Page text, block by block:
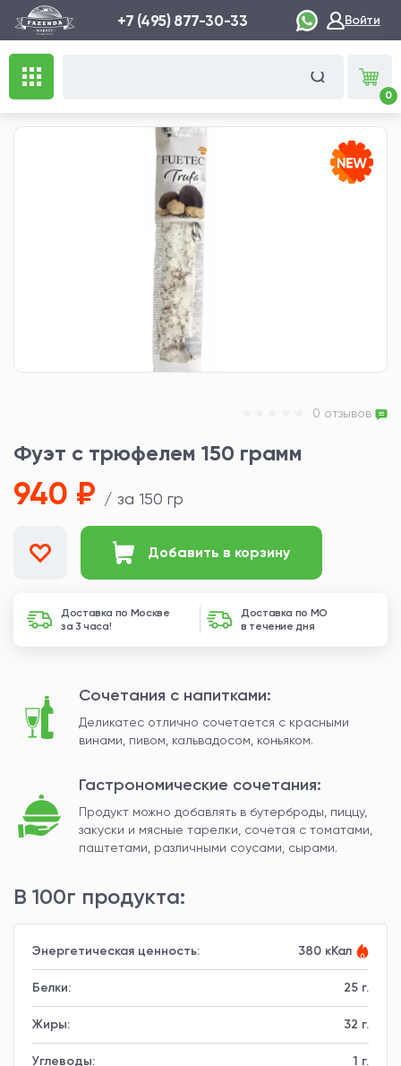
+7 (495) 877-30-33 Войти
0
0 отзывов
Фуэт с трюфелем 150 грамм
940 ₽ / за 150 гр
Добавить в корзину
Доставка по Москве
за 3 часа!
Доставка по МО
в течение дня
Сочетания с напитками:
Деликатес отлично сочетается с красными
винами, пивом, кальвадосом, коньяком.
Гастрономические сочетания:
Продукт можно добавлять в бутерброды, пиццу,
закуски и мясные тарелки, сочетая с томатами,
паштетами, различными соусами, сырами.
В 100г продукта:
Энергетическая ценность: 380 кКал
Белки: 25 г.
Жиры: 32 г.
Углеводы: 1 г.